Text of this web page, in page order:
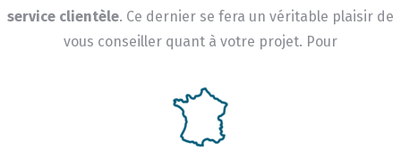
service clientèle. Ce dernier se fera un véritable plaisir de
vous conseiller quant à votre projet. Pour